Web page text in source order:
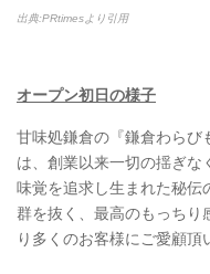
出典:PRtimesより引用
オープン初日の様子
甘味処鎌倉の『鎌倉わらび
は、創業以来一切の揺ぎな
味覚を追求し生まれた秘伝
群を抜く、最高のもっちり
り多くのお客様にご愛顧頂